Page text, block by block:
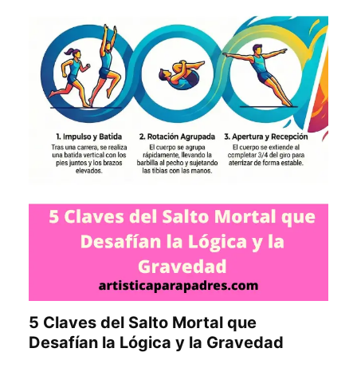
5 Claves del Salto Mortal que
Desafían la Lógica y la Gravedad